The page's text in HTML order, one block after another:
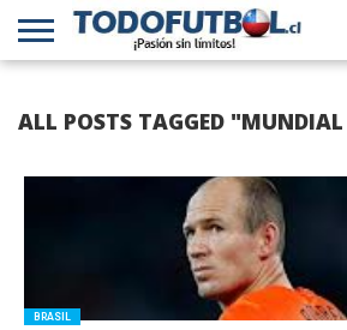
BCHILENA
EN EL
MUNDO
INTERNACIONAL
ALL POSTS TAGGED
BRASIL